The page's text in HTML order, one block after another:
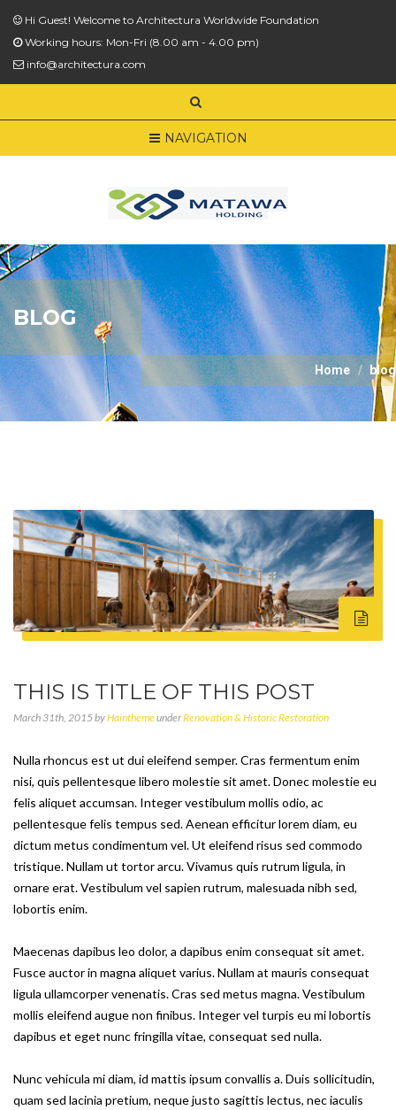
Hi Guest! Welcome to Architectura Worldwide Foundation
Working hours: Mon-Fri (8.00 am - 4.00 pm)
info@architectura.com
NAVIGATION
BLOG
Home blog
THIS IS TITLE OF THIS POST
March 31th, 2015 byHainthemeunderRenovation & Historic Restoration
Nulla rhoncus est ut dui eleifend semper. Cras fermentum enim
nisi, quis pellentesque libero molestie sit amet. Donec molestie eu
felis aliquet accumsan. Integer vestibulum mollis odio, ac
pellentesque felis tempus sed. Aenean efficitur lorem diam, eu
dictum metus condimentum vel. Ut eleifend risus sed commodo
tristique. Nullam ut tortor arcu. Vivamus quis rutrum ligula, in
ornare erat. Vestibulum vel sapien rutrum, malesuada nibh sed,
lobortis enim.
Maecenas dapibus leo dolor, a dapibus enim consequat sit amet.
Fusce auctor in magna aliquet varius. Nullam at mauris consequat
ligula ullamcorper venenatis. Cras sed metus magna. Vestibulum
mollis eleifend augue non finibus. Integer vel turpis eu mi lobortis
dapibus et eget nunc fringilla vitae, consequat sed nulla.
Nunc vehicula mi diam, id mattis ipsum convallis a. Duis sollicitudin,
quam sed lacinia pretium, neque justo sagittis lectus, nec iaculis